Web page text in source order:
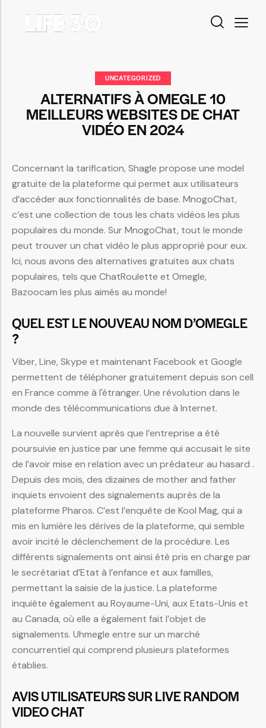
UNCATEGORIZED
ALTERNATIFS À OMEGLE 10
MEILLEURS WEBSITES DE CHAT
VIDÉO EN 2024
Concernant la tarification, Shagle propose une model
gratuite de la plateforme qui permet aux utilisateurs
d’accéder aux fonctionnalités de base. MnogoChat,
c’est une collection de tous les chats vidéos les plus
populaires du monde. Sur MnogoChat, tout le monde
peut trouver un chat vidéo le plus approprié pour eux.
Ici, nous avons des alternatives gratuites aux chats
populaires, tels que ChatRoulette et Omegle,
Bazoocam les plus aimés au monde!
QUEL EST LE NOUVEAU NOM D’OMEGLE
?
Viber, Line, Skype et maintenant Facebook et Google
permettent de téléphoner gratuitement depuis son cell
en France comme à l'étranger. Une révolution dans le
monde des télécommunications due à Internet.
La nouvelle survient après que l’entreprise a été
poursuivie en justice par une femme qui accusait le site
de l’avoir mise en relation avec un prédateur au hasard .
Depuis des mois, des dizaines de mother and father
inquiets envoient des signalements auprès de la
plateforme Pharos. C’est l’enquête de Kool Mag, qui a
mis en lumière les dérives de la plateforme, qui semble
avoir incité le déclenchement de la procédure. Les
différents signalements ont ainsi été pris en charge par
le secrétariat d’Etat à l’enfance et aux familles,
permettant la saisie de la justice. La plateforme
inquiète également au Royaume-Uni, aux Etats-Unis et
au Canada, où elle a également fait l’objet de
signalements. Uhmegle entre sur un marché
concurrentiel qui comprend plusieurs plateformes
établies.
AVIS UTILISATEURS SUR LIVE RANDOM
VIDEO CHAT